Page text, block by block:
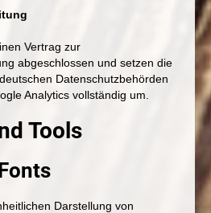
Vertrag zur
abgeschlossen und setzen die
Datenschutzbehörden
Analytics vollständig um.
Tools
Darstellung von